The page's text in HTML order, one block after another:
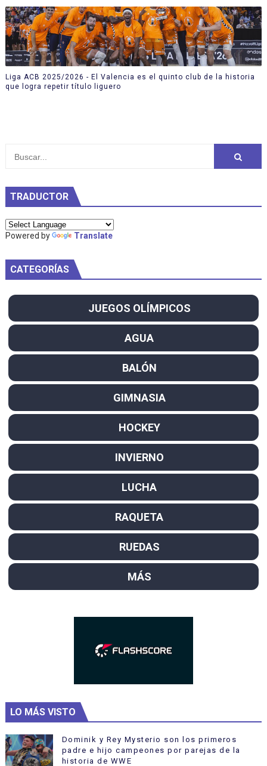
Liga ACB 2025/2026 - El Valencia es el quinto club de la historia
que logra repetir título liguero
TRADUCTOR
Powered by Translate
CATEGORÍAS
JUEGOS OLÍMPICOS
AGUA
BALÓN
GIMNASIA
HOCKEY
INVIERNO
LUCHA
RAQUETA
RUEDAS
MÁS
LO MÁS VISTO
Dominik y Rey Mysterio son los primeros
padre e hijo campeones por parejas de la
historia de WWE